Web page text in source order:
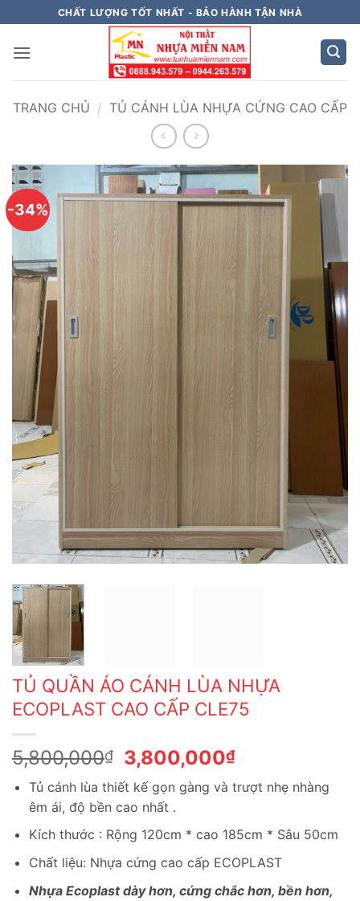
qua
nội
CHẤT LƯỢNG TỐT NHẤT - BẢO HÀNH TẬN NHÀ
TRANG CHỦ / TỦ CÁNH LÙA NHỰA CỨNG CAO CẤP
-34%
TỦ QUẦN ÁO CÁNH LÙA NHỰA
ECOPLAST CAO CẤP CLE75
5,800,000₫
Giá
gốc
là:
5,800,000₫.
3,800,000₫Giá
hiện
tại
3,800,000₫.
Tủ cánh lùa thiết kế gọn gàng và trượt nhẹ nhàng
êm ái, độ bền cao nhất .
Kích thước : Rộng 120cm * cao 185cm * Sâu 50cm
Chất liệu: Nhựa cứng cao cấp ECOPLAST
Nhựa Ecoplast dày hơn, cứng chắc hơn, bền hơn,